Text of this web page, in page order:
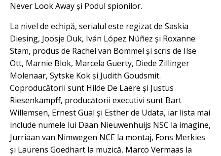
Never Look Away și Podul spionilor.
La nivel de echipă, serialul este regizat de Saskia
Diesing, Joosje Duk, Iván López Núñez și Roxanne
Stam, produs de Rachel van Bommel și scris de Ilse
Ott, Marnie Blok, Marcela Guerty, Diede Zillinger
Molenaar, Sytske Kok și Judith Goudsmit.
Coproducătorii sunt Hilde De Laere și Justus
Riesenkampff, producătorii executivi sunt Bart
Willemsen, Ernest Gual și Esther de Udata, iar lista mai
include numele lui Daan Nieuwenhuijs NSC la imagine,
Jurriaan van Nimwegen NCE la montaj, Fons Merkies
și Laurens Goedhart la muzică, Marco Vermaas la